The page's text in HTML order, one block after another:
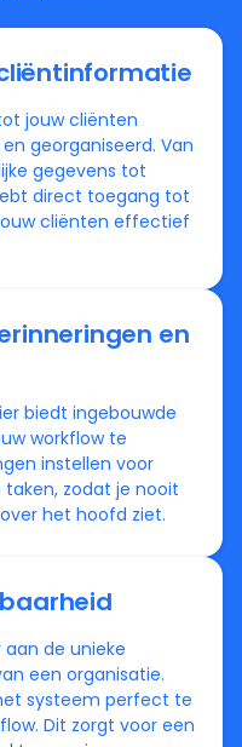
jouw cliënten
georganiseerd. Van
gegevens tot
direct toegang tot
cliënten effectief
en
biedt ingebouwde
workflow te
instellen voor
zodat je nooit
het hoofd ziet.
aan de unieke
een organisatie.
systeem perfect te
Dit zorgt voor een